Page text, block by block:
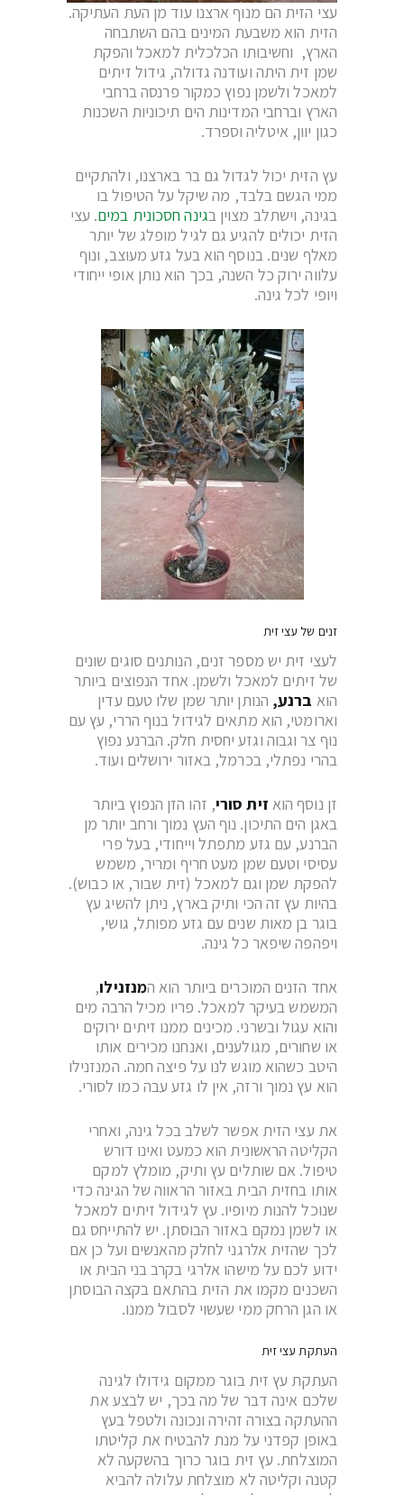
עצי הזית הם מנוף ארצנו עוד מן העת העתיקה.
הזית הוא משבעת המינים בהם השתבחה
הארץ, וחשיבותו הכלכלית למאכל והפקת
שמן זית היתה ועודנה גדולה, גידול זיתים
למאכל ולשמן נפוץ כמקור פרנסה ברחבי
הארץ וברחבי המדינות הים תיכוניות השכנות
כגון יוון, איטליה וספרד.
עץ הזית יכול לגדול גם בר בארצנו, ולהתקיים
ממי הגשם בלבד, מה שיקל על הטיפול בו
בגינה, וישתלב מצוין בגינה חסכונית במים. עצי
הזית יכולים להגיע גם לגיל מופלג של יותר
מאלף שנים. בנוסף הוא בעל גזע מעוצב, ונוף
עלווה ירוק כל השנה, בכך הוא נותן אופי ייחודי
ויופי לכל גינה.
זנים של עצי זית
לעצי זית יש מספר זנים, הנותנים סוגים שונים
של זיתים למאכל ולשמן. אחד הנפוצים ביותר
הוא ברנע, הנותן יותר שמן שלו טעם עדין
וארומטי, הוא מתאים לגידול בנוף הררי, עץ עם
נוף צר וגבוה וגזע יחסית חלק. הברנע נפוץ
בהרי נפתלי, בכרמל, באזור ירושלים ועוד.
זן נוסף הוא זית סורי, זהו הזן הנפוץ ביותר
באגן הים התיכון. נוף העץ נמוך ורחב יותר מן
הברנע, עם גזע מתפתל וייחודי, בעל פרי
עסיסי וטעם שמן מעט חריף ומריר, משמש
להפקת שמן וגם למאכל (זית שבור, או כבוש).
בהיות עץ זה הכי ותיק בארץ, ניתן להשיג עץ
בוגר בן מאות שנים עם גזע מפותל, גושי,
ויפהפה שיפאר כל גינה.
אחד הזנים המוכרים ביותר הוא המנזנילו,
המשמש בעיקר למאכל. פריו מכיל הרבה מים
והוא עגול ובשרני. מכינים ממנו זיתים ירוקים
או שחורים, מגולענים, ואנחנו מכירים אותו
היטב כשהוא מוגש לנו על פיצה חמה. המנזנילו
הוא עץ נמוך ורזה, אין לו גזע עבה כמו לסורי.
את עצי הזית אפשר לשלב בכל גינה, ואחרי
הקליטה הראשונית הוא כמעט ואינו דורש
טיפול. אם שותלים עץ ותיק, מומלץ למקם
אותו בחזית הבית באזור הראווה של הגינה כדי
שנוכל להנות מיופיו. עץ לגידול זיתים למאכל
או לשמן נמקם באזור הבוסתן. יש להתייחס גם
לכך שהזית אלרגני לחלק מהאנשים ועל כן אם
ידוע לכם על מישהו אלרגי בקרב בני הבית או
השכנים מקמו את הזית בהתאם בקצה הבוסתן
או הגן הרחק ממי שעשוי לסבול ממנו.
העתקת עצי זית
העתקת עץ זית בוגר ממקום גידולו לגינה
שלכם אינה דבר של מה בכך, יש לבצע את
ההעתקה בצורה זהירה ונכונה ולטפל בעץ
באופן קפדני על מנת להבטיח את קליטתו
המוצלחת. עץ זית בוגר כרוך בהשקעה לא
קטנה וקליטה לא מוצלחת עלולה להביא